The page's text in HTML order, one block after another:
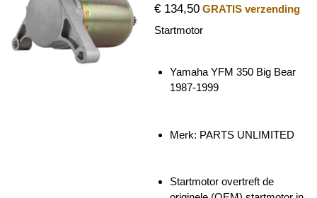
€ 134,50 GRATIS verzending
Startmotor
Yamaha YFM 350 Big Bear
1987-1999
Merk: PARTS UNLIMITED
Startmotor overtreft de